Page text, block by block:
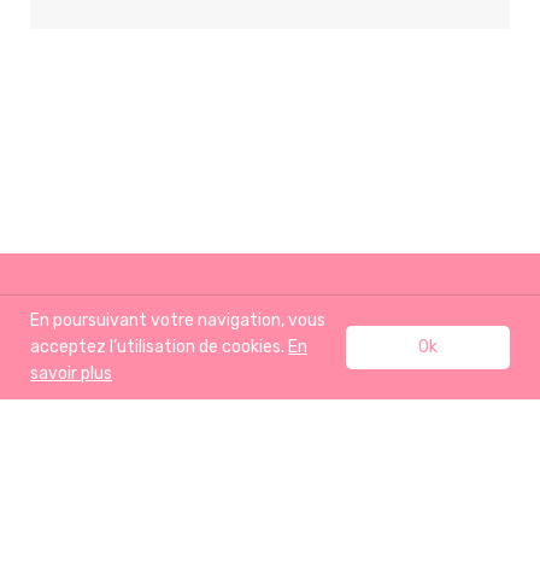
ACCUEIL RECETTES J’AIME AUSSI
A PROPOS
En poursuivant votre navigation, vous
acceptez l’utilisation de cookies. En
savoir plus
Ok